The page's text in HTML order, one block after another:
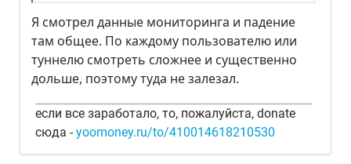
Я смотрел данные мониторинга и падение
там общее. По каждому пользователю или
туннелю смотреть сложнее и существенно
дольше, поэтому туда не залезал.
если все заработало, то, пожалуйста, donate
сюда -yoomoney.ru/to/410014618210530